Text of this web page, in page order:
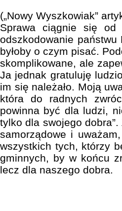
(„Nowy Wyszkowiak”
Sprawa ciągnie się od
odszkodowanie
byłoby o czym pisać.
skomplikowane, ale
Ja jednak gratuluję
im się należało. Moją
która do radnych
powinna być dla ludzi,
tylko dla swojego
samorządowe i
wszystkich tych, którzy
gminnych, by w końcu
lecz dla naszego dobra.